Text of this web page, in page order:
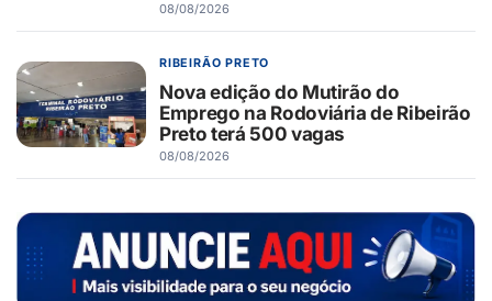
08/08/2026
RIBEIRÃO PRETO
Nova edição do Mutirão do
Emprego na Rodoviária de Ribeirão
Preto terá 500 vagas
08/08/2026